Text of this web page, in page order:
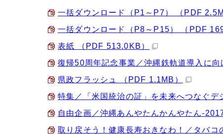
一括ダウンロード（P1～P7） （PDF
一括ダウンロード（P8～P15） （PDF
表紙 （PDF 513.0KB）
復帰50周年記念事業／沖縄鉄軌道導入に向
県政フラッシュ （PDF 1.1MB）
特集／「米国統治の証」を未来へつなぐ
自由企画／沖縄あんやたんかんやたん-
取り戻そう！健康長寿おきなわ！／タバ